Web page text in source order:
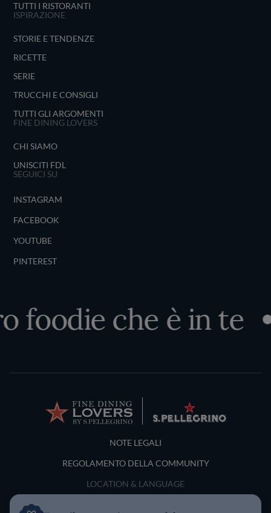
TUTTI I RISTORANTI
ISPIRAZIONE
STORIE E TENDENZE
RICETTE
SERIE
TRUCCHI E CONSIGLI
TUTTI GLI ARGOMENTI
FINE DINING LOVERS
CHI SIAMO
UNISCITI FDL
SEGUICI SU
INSTAGRAM
FACEBOOK
YOUTUBE
PINTEREST
foodie che è in te
Terms and Conditions
NOTE LEGALI
REGOLAMENTO DELLA COMMUNITY
LOCATION & LANGUAGE